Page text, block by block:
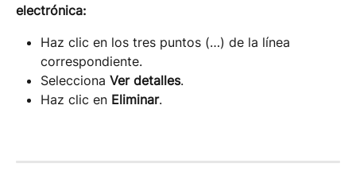
electrónica:
Haz clic en los tres puntos (…) de la línea
correspondiente.
Selecciona Ver detalles.
Haz clic en Eliminar.